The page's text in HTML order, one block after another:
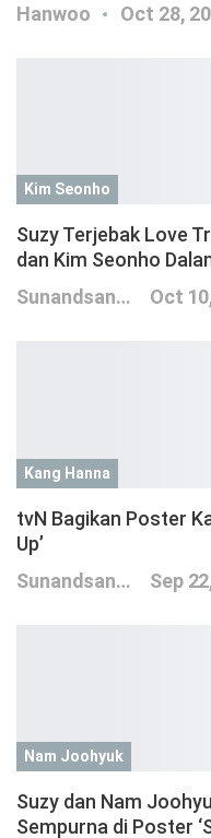
Hanwoo
Oct 28,
Kim Seonho
Suzy Terjebak Love
dan Kim Seonho
Sunandsand
Oct
Kang Hanna
tvN Bagikan Poster
Up’
Sunandsand
Sep
Nam Joohyuk
Suzy dan Nam
Sempurna di Poster